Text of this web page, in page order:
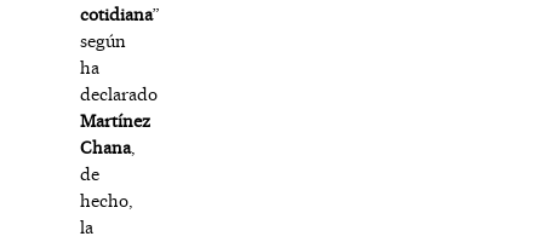
cotidiana”
según
ha
declarado
Martínez
Chana,
de
hecho,
la